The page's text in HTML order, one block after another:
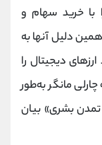
با خرید سهام و
دلیل آنها به
دیجیتال را
مانگر به‌طور
تمدن بشری» بیان